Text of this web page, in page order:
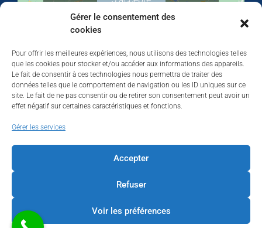
Gérer le consentement des
cookies
Pour offrir les meilleures expériences, nous utilisons des technologies telles
que les cookies pour stocker et/ou accéder aux informations des appareils.
Le fait de consentir à ces technologies nous permettra de traiter des
données telles que le comportement de navigation ou les ID uniques sur ce
site. Le fait de ne pas consentir ou de retirer son consentement peut avoir un
effet négatif sur certaines caractéristiques et fonctions.
Gérer les services
Accepter
Refuser
Voir les préférences
LES BÂTISSEURS DE LIÈGE